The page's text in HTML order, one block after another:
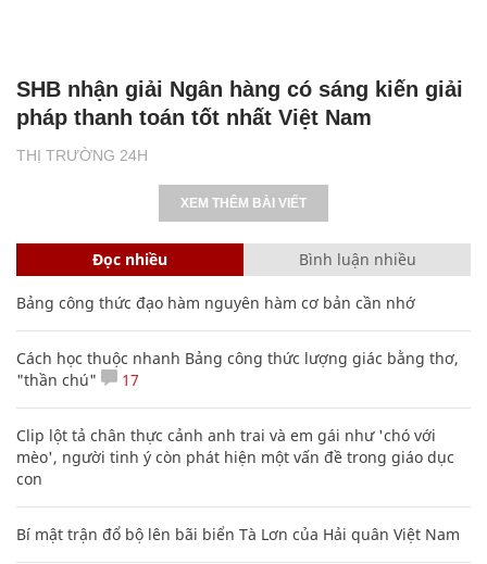
THỊ TRƯỜNG 24H
SHB nhận giải Ngân hàng có sáng kiến giải
pháp thanh toán tốt nhất Việt Nam
XEM THÊM BÀI VIẾT
Đọc nhiều Bình luận nhiều
Bảng công thức đạo hàm nguyên hàm cơ bản cần nhớ
Cách học thuộc nhanh Bảng công thức lượng giác bằng thơ,
"thần chú"
17
Clip lột tả chân thực cảnh anh trai và em gái như 'chó với
mèo', người tinh ý còn phát hiện một vấn đề trong giáo dục
con
Bí mật trận đổ bộ lên bãi biển Tà Lơn của Hải quân Việt Nam